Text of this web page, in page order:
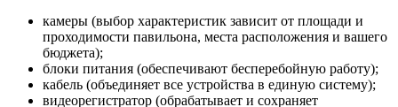
камеры (выбор характеристик зависит от площади и
проходимости павильона, места расположения и вашего
бюджета);
блоки питания (обеспечивают бесперебойную работу);
кабель (объединяет все устройства в единую систему);
видеорегистратор (обрабатывает и сохраняет